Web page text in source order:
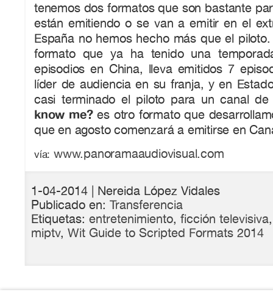
tenemos dos formatos que son bastante
están emitiendo o se van a emitir en el
España no hemos hecho más que el
formato que ya ha tenido una
episodios en China, lleva emitidos 7
líder de audiencia en su franja, y en
casi terminado el piloto para un canal
know me?es otro formato que
que en agosto comenzará a emitirse en
vía: www.panoramaaudiovisual.com
1-04-2014 | Nereida López Vidales
Publicado en: Transferencia
Etiquetas: entretenimiento, ficción televisiva
miptv, Wit Guide to Scripted Formats 2014